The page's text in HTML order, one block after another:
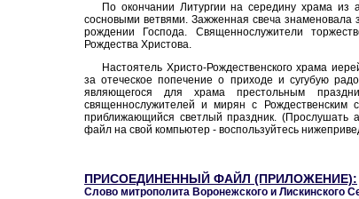
По окончании Литургии на середину храма из
сосновыми ветвями. Зажженная свеча знаменовала
рождении Господа. Священнослужители
Рождества Христова.
Настоятель Христо-Рождественского храма
за отеческое попечение о приходе и сугубую
являющегося для храма престольным
священнослужителей и мирян с Рождественским
приближающийся светлый праздник. (Прослушать
файл на свой компьютер - воспользуйтесь
ПРИСОЕДИНЕННЫЙ ФАЙЛ (ПРИЛОЖЕНИЕ):
Слово митрополита Воронежского и Лискинского